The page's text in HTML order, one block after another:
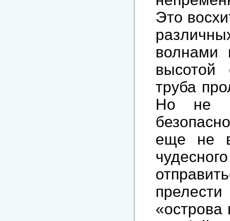
Это
волнами
высотой
труба
Но
не
безопасно
еще
не
чудесного
прелести
«острова